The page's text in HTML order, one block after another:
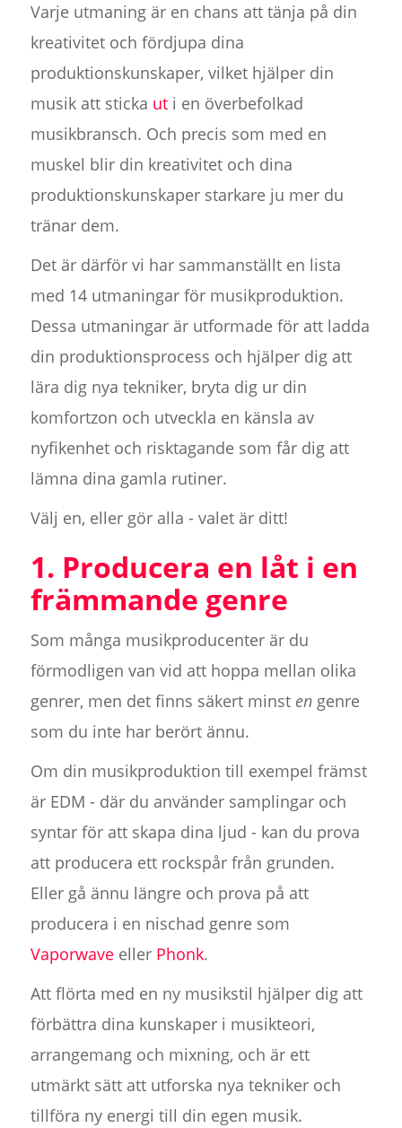
Varje utmaning är en chans att tänja på din
kreativitet och fördjupa dina
produktionskunskaper, vilket hjälper din
musik att sticka uti en överbefolkad
musikbransch. Och precis som med en
muskel blir din kreativitet och dina
produktionskunskaper starkare ju mer du
tränar dem.
Det är därför vi har sammanställt en lista
med 14 utmaningar för musikproduktion.
Dessa utmaningar är utformade för att ladda
din produktionsprocess och hjälper dig att
lära dig nya tekniker, bryta dig ur din
komfortzon och utveckla en känsla av
nyfikenhet och risktagande som får dig att
lämna dina gamla rutiner.
Välj en, eller gör alla - valet är ditt!
1. Producera en låt i en
främmande genre
Som många musikproducenter är du
förmodligen van vid att hoppa mellan olika
genrer, men det finns säkert minst engenre
som du inte har berört ännu.
Om din musikproduktion till exempel främst
är EDM - där du använder samplingar och
syntar för att skapa dina ljud - kan du prova
att producera ett rockspår från grunden.
Eller gå ännu längre och prova på att
producera i en nischad genre som
Vaporwaveeller Phonk.
Att flörta med en ny musikstil hjälper dig att
förbättra dina kunskaper i musikteori,
arrangemang och mixning, och är ett
utmärkt sätt att utforska nya tekniker och
tillföra ny energi till din egen musik.